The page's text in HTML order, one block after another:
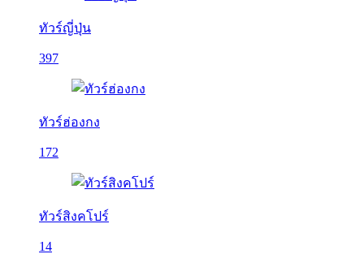
ทัวร์ญี่ปุ่น
397
ทัวร์ฮ่องกง
172
ทัวร์สิงคโปร์
14